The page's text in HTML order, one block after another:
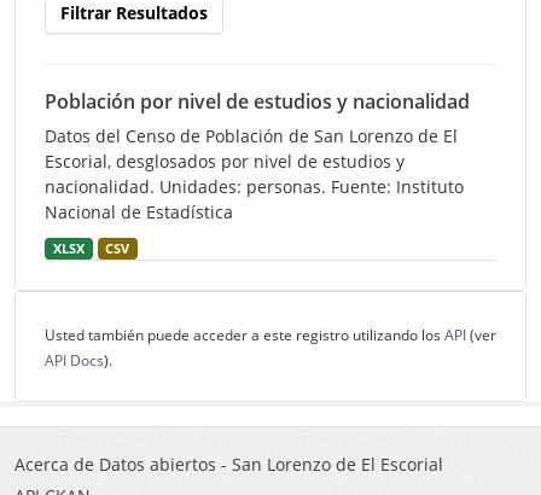
Filtrar Resultados
Población por nivel de estudios y nacionalidad
Datos del Censo de Población de San Lorenzo de El
Escorial, desglosados por nivel de estudios y
nacionalidad. Unidades: personas. Fuente: Instituto
Nacional de Estadística
XLSX CSV
Usted también puede acceder a este registro utilizando los API(ver
API Docs).
Acerca de Datos abiertos - San Lorenzo de El Escorial